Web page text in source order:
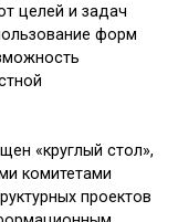
целей и задач
форм
«круглый стол»,
коми­тетами
проектов